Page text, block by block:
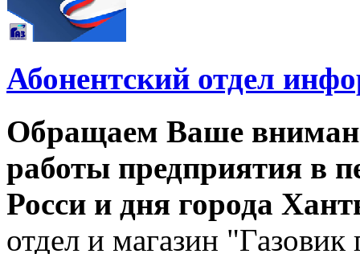
Абонентский отдел
Обращаем Ваше
работы предприятия в
Росси и дня города
отдел и магазин